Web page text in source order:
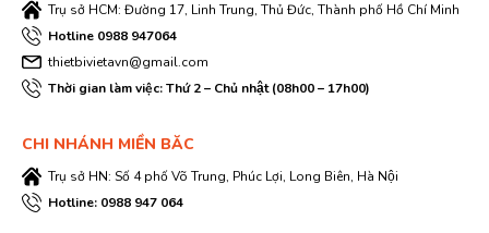
Trụ sở HCM: Đường 17, Linh Trung, Thủ Đức, Thành phố Hồ Chí Minh
Hotline 0988 947064
thietbivietavn@gmail.com
Thời gian làm việc: Thứ 2 – Chủ nhật (08h00 – 17h00)
CHI NHÁNH MIỀN BĂC
Trụ sở HN: Số 4 phố Võ Trung, Phúc Lợi, Long Biên, Hà Nội
Hotline: 0988 947 064